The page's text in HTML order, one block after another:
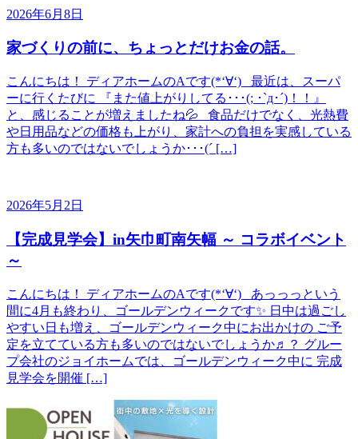
2026年6月8日
家づくりの前に、ちょっとだけお金の話。
こんにちは！ ディアホームのAです(*‘∀‘) 最近は、スーパ
ーに行くたびに 『また値上がりしてる･･･(; ･`д･´)！！』
と、感じることが増えましたね💦 食品だけでなく、光熱費
や日用品などの価格も上がり、家計への負担を実感している
方も多いのではないでしょうか･･･(´ […]
2026年5月2日
【完成見学会】in矢巾町南矢幅 ～ コラボイベント
～
こんにちは！ ディアホームのAです(*‘∀‘) あっっっという
間に4月も終わり、ゴールデンウィークです✨ 日中は過ごし
やすい日も増え、ゴールデンウィーク中にお出かけの ご予
定を立てている方も多いのではないでしょうか♬？ グルー
プ会社のジョイホームでは、ゴールデンウィーク中に 完成
見学会を開催 […]